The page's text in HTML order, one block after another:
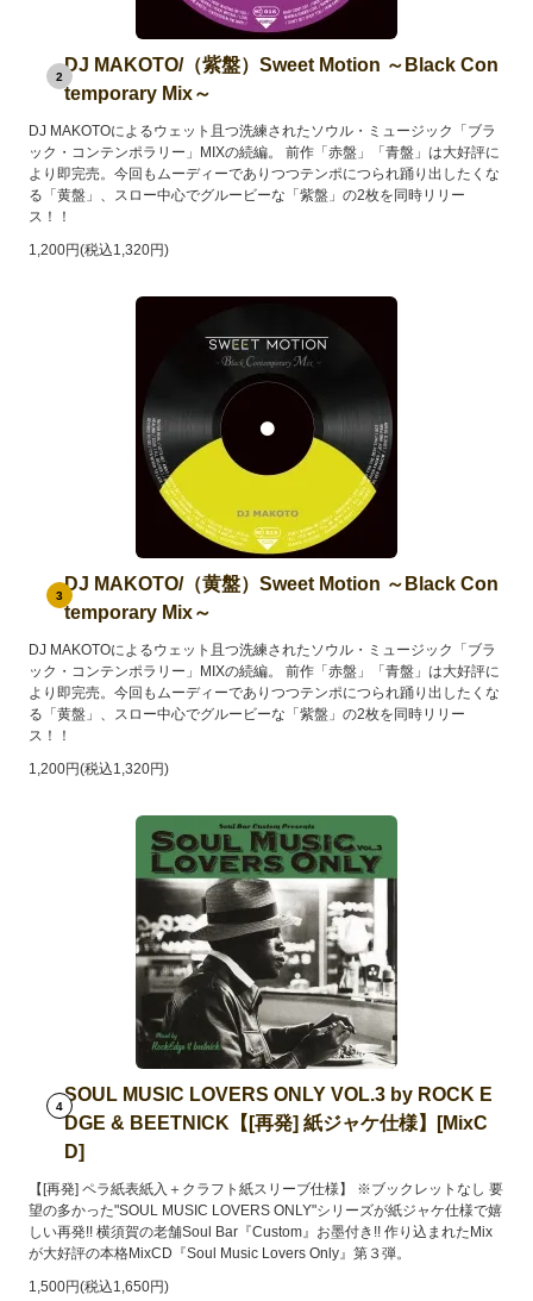
2
DJ MAKOTO/（紫盤）Sweet Motion ～Black Con
temporary Mix～
DJ MAKOTOによるウェット且つ洗練されたソウル・ミュージック「ブラ
ック・コンテンポラリー」MIXの続編。 前作「赤盤」「青盤」は大好評に
より即完売。今回もムーディーでありつつテンポにつられ踊り出したくな
る「黄盤」、スロー中心でグルービーな「紫盤」の2枚を同時リリー
ス！！
1,200円(税込1,320円)
3
DJ MAKOTO/（黄盤）Sweet Motion ～Black Con
temporary Mix～
DJ MAKOTOによるウェット且つ洗練されたソウル・ミュージック「ブラ
ック・コンテンポラリー」MIXの続編。 前作「赤盤」「青盤」は大好評に
より即完売。今回もムーディーでありつつテンポにつられ踊り出したくな
る「黄盤」、スロー中心でグルービーな「紫盤」の2枚を同時リリー
ス！！
1,200円(税込1,320円)
4
SOUL MUSIC LOVERS ONLY VOL.3 by ROCK E
DGE & BEETNICK【[再発] 紙ジャケ仕様】[MixC
D]
【[再発] ペラ紙表紙入＋クラフト紙スリーブ仕様】 ※ブックレットなし 要
望の多かった"SOUL MUSIC LOVERS ONLY"シリーズが紙ジャケ仕様で嬉
しい再発!! 横須賀の老舗Soul Bar『Custom』お墨付き!! 作り込まれたMix
が大好評の本格MixCD『Soul Music Lovers Only』第３弾。
1,500円(税込1,650円)